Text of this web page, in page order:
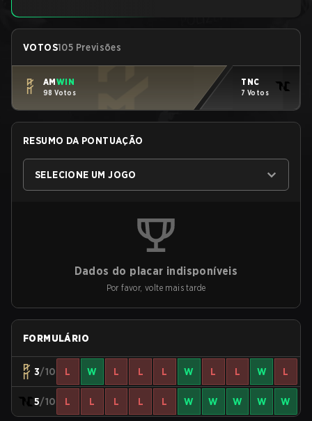
VOTOS105 Previsões
AMWIN
98 Votos
TNC
7 Votos
RESUMO DA PONTUAÇÃO
SELECIONE UM JOGO
Dados do placar indisponíveis
Por favor, volte mais tarde
FORMULÁRIO
3/10 L W L L L W L L W L
5/10 L L L L L W W W W W